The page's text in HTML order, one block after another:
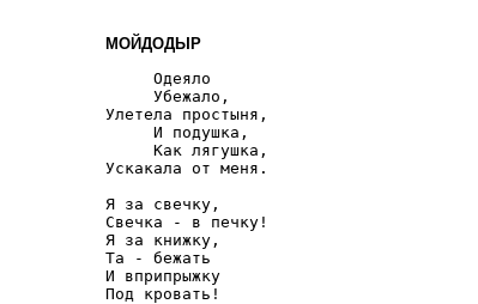
МОЙДОДЫР
     Одеяло
     Убежало,
Улетела простыня,
     И подушка,
     Как лягушка,
Ускакала от меня.
Я за свечку,
Свечка - в печку!
Я за книжку,
Та - бежать
И вприпрыжку
Под кровать!